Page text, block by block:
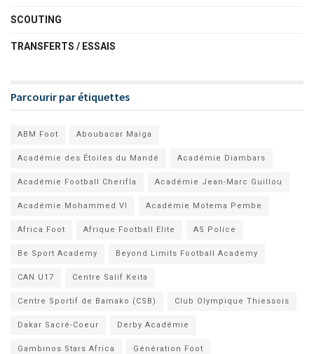
SCOUTING
TRANSFERTS / ESSAIS
Parcourir par étiquettes
ABM Foot Aboubacar Maiga
Académie des Étoiles du Mandé Académie Diambars
Académie Football Cherifla Académie Jean-Marc Guillou
Académie Mohammed VI Académie Motema Pembe
Africa Foot Afrique Football Elite AS Police
Be Sport Academy Beyond Limits Football Academy
CAN U17 Centre Salif Keita
Centre Sportif de Bamako (CSB) Club Olympique Thiessois
Dakar Sacré-Coeur Derby Académie
Gambinos Stars Africa Génération Foot